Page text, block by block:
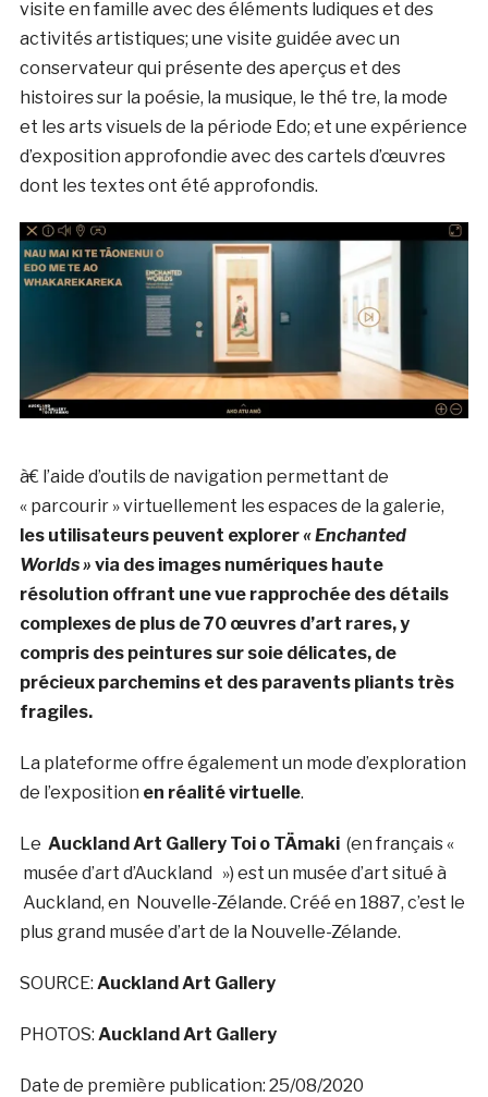
visite en famille avec des éléments ludiques et des
activités artistiques; une visite guidée avec un
conservateur qui présente des aperçus et des
histoires sur la poésie, la musique, le thé tre, la mode
et les arts visuels de la période Edo; et une expérience
d’exposition approfondie avec des cartels d’œuvres
dont les textes ont été approfondis.
à€ l’aide d’outils de navigation permettant de
« parcourir » virtuellement les espaces de la galerie,
les utilisateurs peuvent explorer« Enchanted
Worlds » via des images numériques haute
résolution offrant une vue rapprochée des détails
complexes de plus de 70 œuvres d’art rares, y
compris des peintures sur soie délicates, de
précieux parchemins et des paravents pliants très
fragiles.
La plateforme offre également un mode d’exploration
de l’exposition en réalité virtuelle.
Le Auckland Art Gallery Toi o TÄmaki(en français «
musée d’art d’Auckland ») est un musée d’art situé à
Auckland, en Nouvelle-Zélande. Créé en 1887, c’est le
plus grand musée d’art de la Nouvelle-Zélande.
SOURCE: Auckland Art Gallery
PHOTOS: Auckland Art Gallery
Date de première publication: 25/08/2020